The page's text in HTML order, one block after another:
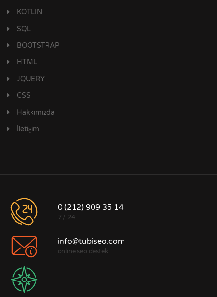
KOTLIN
SQL
BOOTSTRAP
HTML
JQUERY
CSS
Hakkımızda
İletişim
0 (212) 909 35 14
7 / 24
info@tubiseo.com
online seo destek